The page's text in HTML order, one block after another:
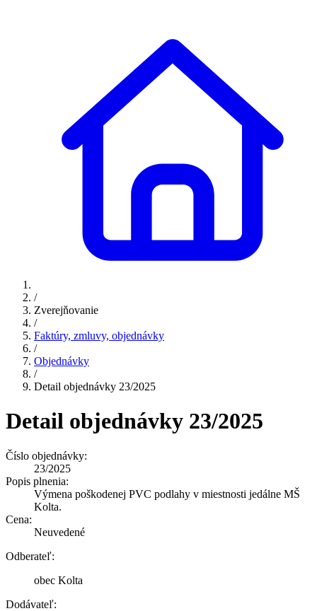
/
Zverejňovanie
/
Faktúry, zmluvy, objednávky
/
Objednávky
/
Detail objednávky 23/2025
Detail objednávky 23/2025
Číslo objednávky:
23/2025
Popis plnenia:
Výmena poškodenej PVC podlahy v miestnosti jedálne MŠ
Kolta.
Cena:
Neuvedené
Odberateľ:
obec Kolta
Dodávateľ: